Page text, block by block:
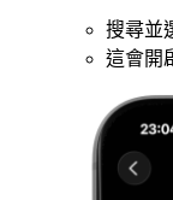
搜尋並
這會開